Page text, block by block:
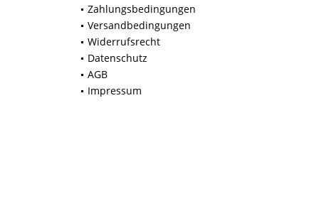
Zahlungsbedingungen
Versandbedingungen
Widerrufsrecht
Datenschutz
AGB
Impressum